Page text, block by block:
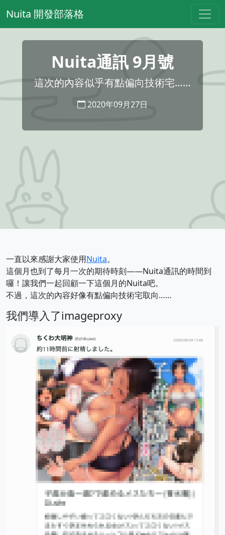
Nuita 開發部落格
Nuita通訊 9月號
這次的內容似乎有點偏向技術宅……
2020年09月27日
一直以來感謝大家使用Nuita。
這個月也到了每月一次的期待時刻——Nuita通訊的時間到
囉！讓我們一起回顧一下這個月的Nuita吧。
不過，這次的內容好像有點偏向技術宅取向……
我們導入了imageproxy